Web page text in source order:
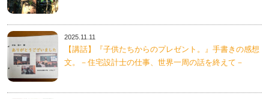
2025.11.11
【講話】『子供たちからのプレゼント。』手書きの感想
文。－住宅設計士の仕事、世界一周の話を終えて－